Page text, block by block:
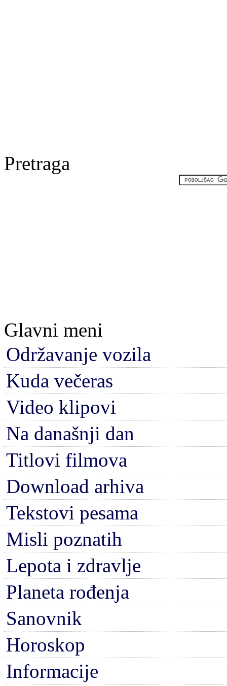
Pretraga
Glavni meni
Održavanje vozila
Kuda večeras
Video klipovi
Na današnji dan
Titlovi filmova
Download arhiva
Tekstovi pesama
Misli poznatih
Lepota i zdravlje
Planeta rođenja
Sanovnik
Horoskop
Informacije